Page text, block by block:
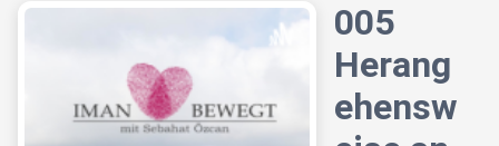
005
Herang
ehensw